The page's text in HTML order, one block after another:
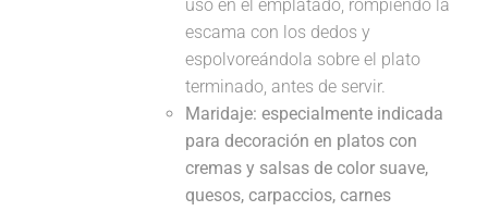
uso en el emplatado, rompiendo la
escama con los dedos y
espolvoreándola sobre el plato
terminado, antes de servir.
Maridaje: especialmente indicada
para decoración en platos con
cremas y salsas de color suave,
quesos, carpaccios, carnes